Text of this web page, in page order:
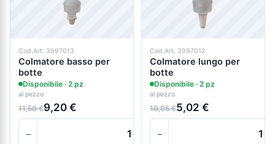
Cod.Art. 3997013
Colmatore basso per
botte
Disponibile · 2 pz
al pezzo
11,50 €9,20 €
−
Cod.Art. 3997012
Colmatore lungo per
botte
Disponibile · 2 pz
al pezzo
10,05 €5,02 €
−